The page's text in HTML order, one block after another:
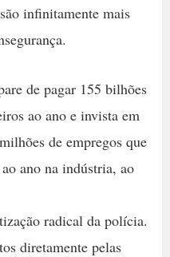
infinitamente mais
de pagar 155 bilhões
ao ano e invista em
de empregos que
ano na indústria, ao
radical da polícia.
diretamente pelas